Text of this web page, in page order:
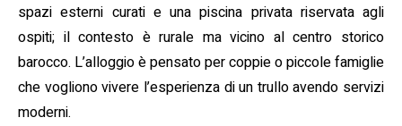
spazi esterni curati e una piscina privata riservata agli
ospiti; il contesto è rurale ma vicino al centro storico
barocco. L’alloggio è pensato per coppie o piccole famiglie
che vogliono vivere l’esperienza di un trullo avendo servizi
moderni.